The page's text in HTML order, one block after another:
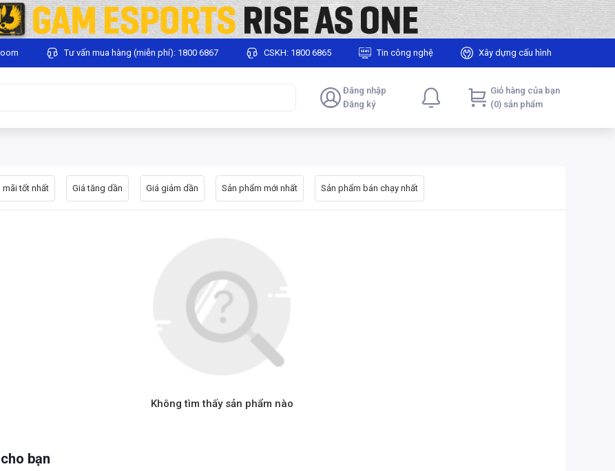
Tư vấn mua hàng (miễn phí): 1800 6867 CSKH: 1800 6865 Tin công nghệ Xây dựng cấu hình
Đăng nhập
Đăng ký
Giỏ hàng của bạn
(0) sản phẩm
mãi tốt nhất Giá tăng dần Giá giảm dần Sản phẩm mới nhất Sản phẩm bán chạy nhất
Không tìm thấy sản phẩm nào
bạn